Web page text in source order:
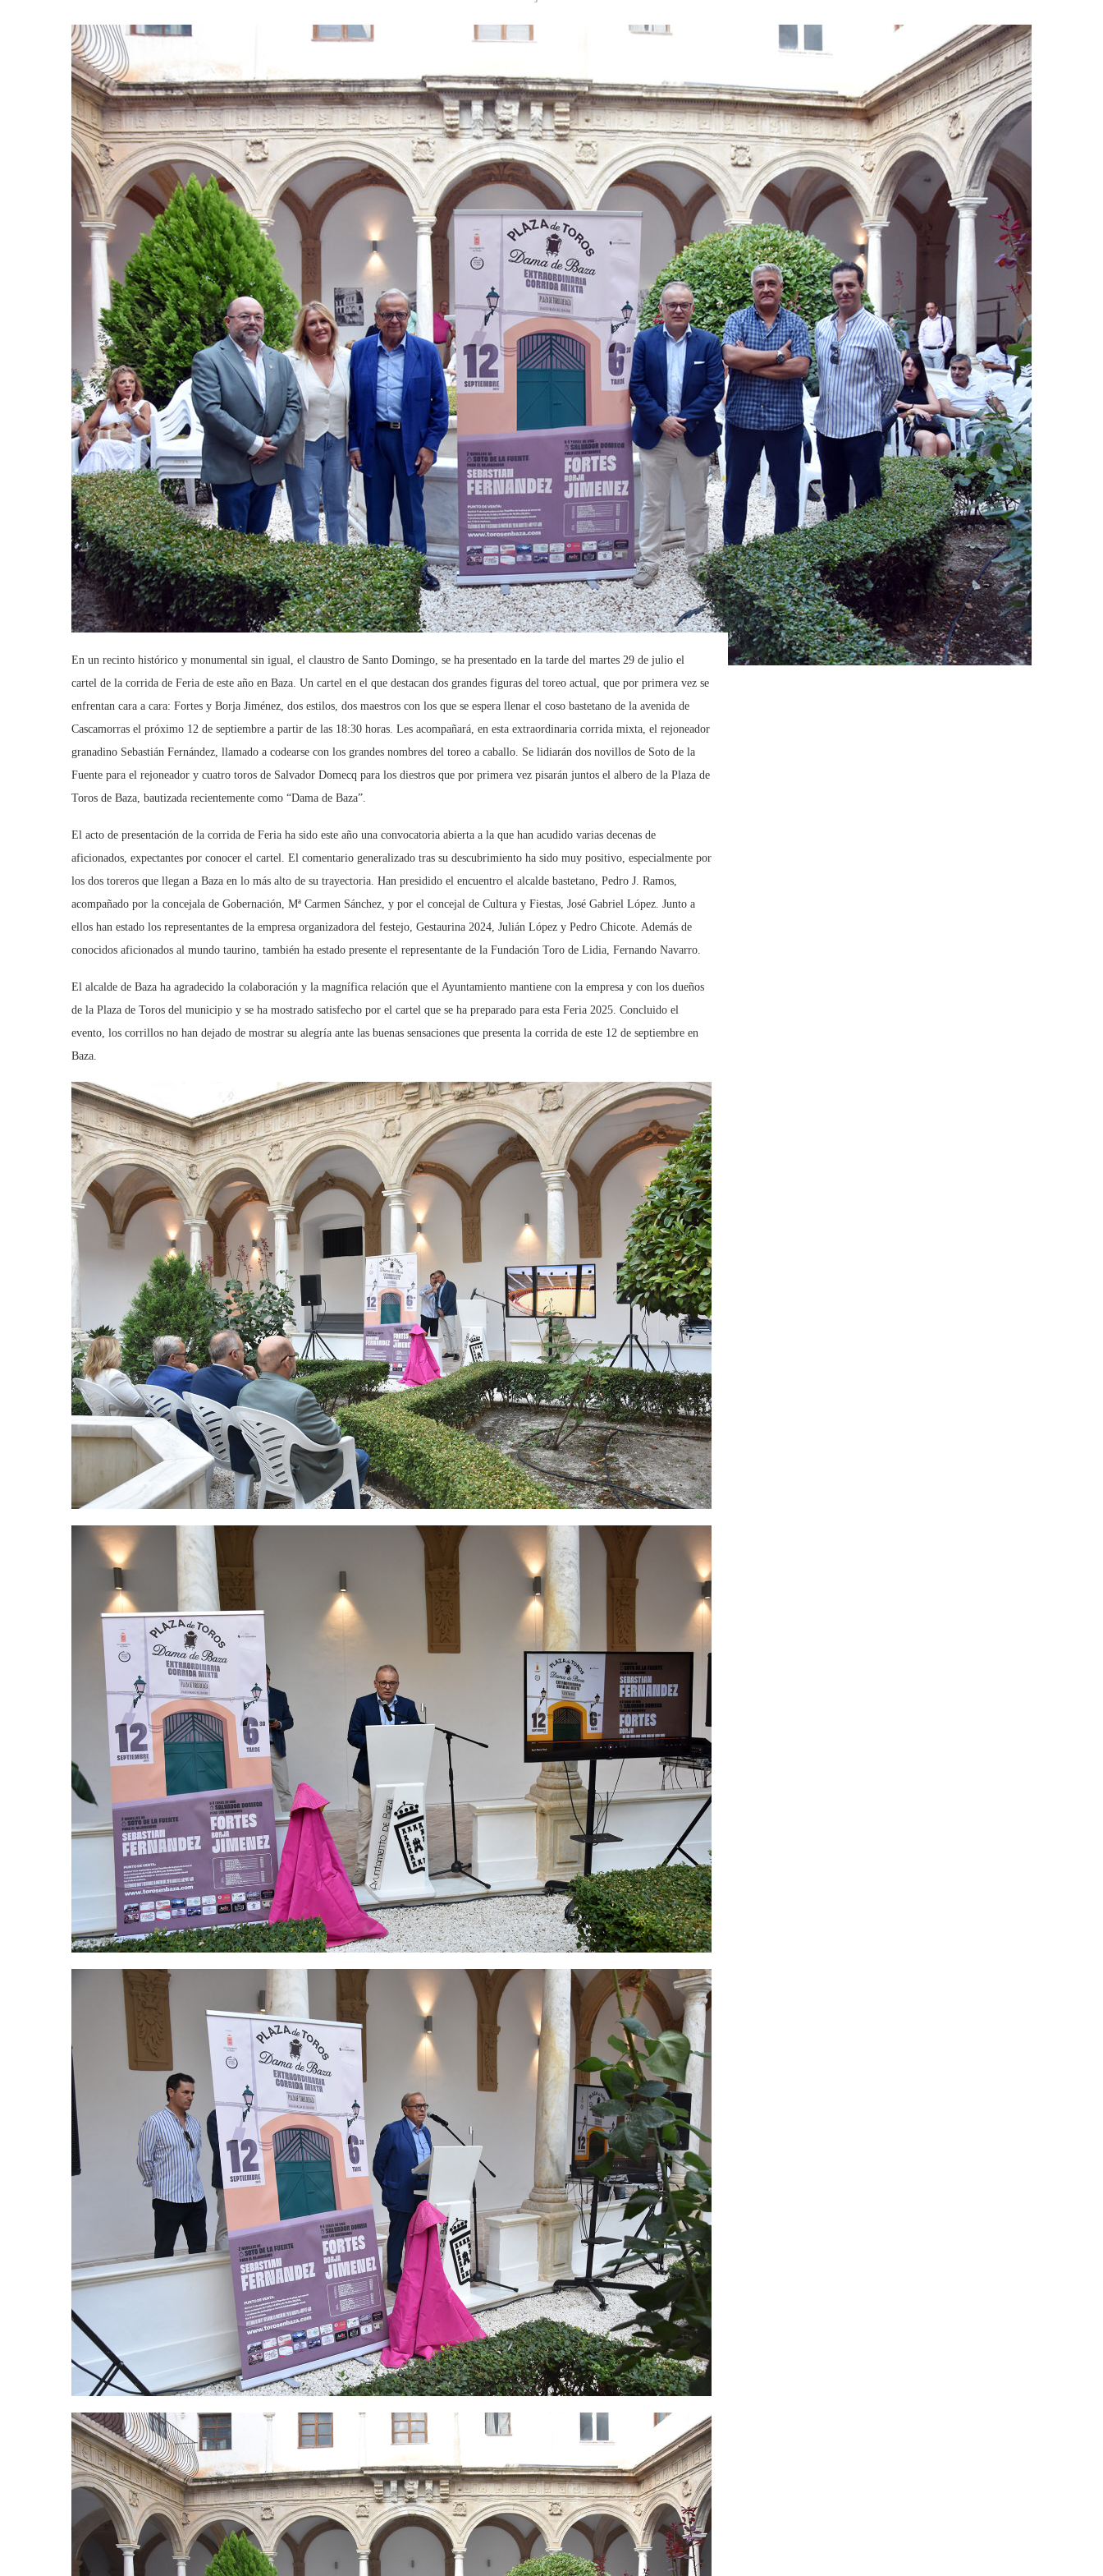
En un recinto histórico y monumental sin igual, el claustro de Santo Domingo, se ha presentado en la tarde del martes 29 de julio el
cartel de la corrida de Feria de este año en Baza. Un cartel en el que destacan dos grandes figuras del toreo actual, que por primera vez se
enfrentan cara a cara: Fortes y Borja Jiménez, dos estilos, dos maestros con los que se espera llenar el coso bastetano de la avenida de
Cascamorras el próximo 12 de septiembre a partir de las 18:30 horas. Les acompañará, en esta extraordinaria corrida mixta, el rejoneador
granadino Sebastián Fernández, llamado a codearse con los grandes nombres del toreo a caballo. Se lidiarán dos novillos de Soto de la
Fuente para el rejoneador y cuatro toros de Salvador Domecq para los diestros que por primera vez pisarán juntos el albero de la Plaza de
Toros de Baza, bautizada recientemente como “Dama de Baza”.
El acto de presentación de la corrida de Feria ha sido este año una convocatoria abierta a la que han acudido varias decenas de
aficionados, expectantes por conocer el cartel. El comentario generalizado tras su descubrimiento ha sido muy positivo, especialmente por
los dos toreros que llegan a Baza en lo más alto de su trayectoria. Han presidido el encuentro el alcalde bastetano, Pedro J. Ramos,
acompañado por la concejala de Gobernación, Mª Carmen Sánchez, y por el concejal de Cultura y Fiestas, José Gabriel López. Junto a
ellos han estado los representantes de la empresa organizadora del festejo, Gestaurina 2024, Julián López y Pedro Chicote. Además de
conocidos aficionados al mundo taurino, también ha estado presente el representante de la Fundación Toro de Lidia, Fernando Navarro.
El alcalde de Baza ha agradecido la colaboración y la magnífica relación que el Ayuntamiento mantiene con la empresa y con los dueños
de la Plaza de Toros del municipio y se ha mostrado satisfecho por el cartel que se ha preparado para esta Feria 2025. Concluido el
evento, los corrillos no han dejado de mostrar su alegría ante las buenas sensaciones que presenta la corrida de este 12 de septiembre en
Baza.